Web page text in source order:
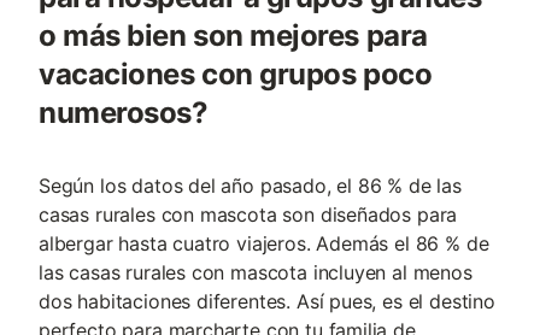
o más bien son mejores para
vacaciones con grupos poco
numerosos?
Según los datos del año pasado, el 86 % de las
casas rurales con mascota son diseñados para
albergar hasta cuatro viajeros. Además el 86 % de
las casas rurales con mascota incluyen al menos
dos habitaciones diferentes. Así pues, es el destino
perfecto para marcharte con tu familia de